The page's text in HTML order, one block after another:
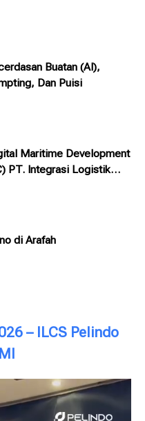
Buatan (AI),
Dan Puisi
Maritime Development
PT. Integrasi Logistik
/ Pelindo Solusi
di Arafah
– ILCS Pelindo